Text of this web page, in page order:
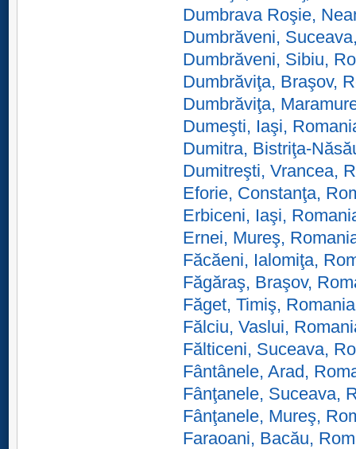
Dumbrava Roşie,
Dumbrăveni,
Dumbrăveni, Sibiu,
Dumbrăviţa, Braşov,
Dumbrăviţa,
Dumeşti, Iaşi,
Dumitra, Bistriţa-
Dumitreşti, Vrancea,
Eforie, Constanţa,
Erbiceni, Iaşi,
Ernei, Mureş,
Făcăeni, Ialomiţa,
Făgăraş, Braşov,
Făget, Timiş, Romania
Fălciu, Vaslui,
Fălticeni, Suceava,
Fântânele, Arad,
Fânţanele, Suceava,
Fânţanele, Mureş,
Faraoani, Bacău,